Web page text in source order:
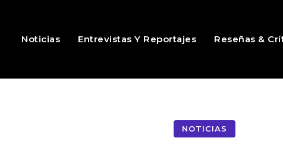
Noticias Entrevistas Y Reportajes Reseñas &
NOTICIAS